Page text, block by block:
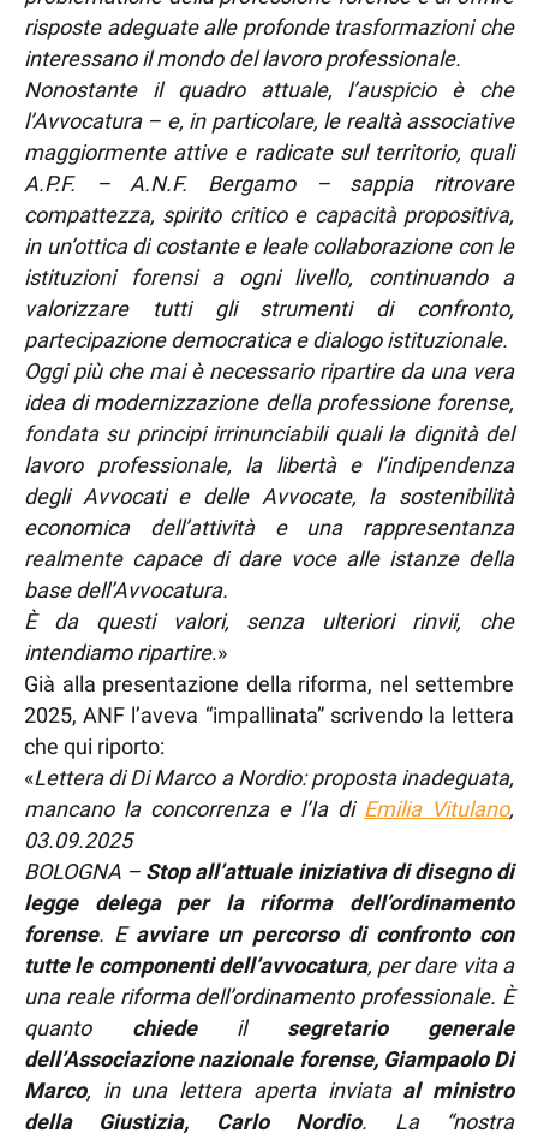
risposte adeguate alle profonde trasformazioni che
interessano il mondo del lavoro professionale.
Nonostante il quadro attuale, l’auspicio è che
l’Avvocatura – e, in particolare, le realtà associative
maggiormente attive e radicate sul territorio, quali
A.P.F. – A.N.F. Bergamo – sappia ritrovare
compattezza, spirito critico e capacità propositiva,
in un’ottica di costante e leale collaborazione con le
istituzioni forensi a ogni livello, continuando a
valorizzare tutti gli strumenti di confronto,
partecipazione democratica e dialogo istituzionale.
Oggi più che mai è necessario ripartire da una vera
idea di modernizzazione della professione forense,
fondata su principi irrinunciabili quali la dignità del
lavoro professionale, la libertà e l’indipendenza
degli Avvocati e delle Avvocate, la sostenibilità
economica dell’attività e una rappresentanza
realmente capace di dare voce alle istanze della
base dell’Avvocatura.
È da questi valori, senza ulteriori rinvii, che
intendiamo ripartire.»
Già alla presentazione della riforma, nel settembre
2025, ANF l’aveva “impallinata” scrivendo la lettera
che qui riporto:
«Lettera di Di Marco a Nordio: proposta inadeguata,
mancano la concorrenza e l’Ia di Emilia Vitulano,
03.09.2025
BOLOGNA – Stop all’attuale iniziativa di disegno di
legge delega per la riforma dell’ordinamento
forense. E avviare un percorso di confronto con
tutte le componenti dell’avvocatura, per dare vita a
una reale riforma dell’ordinamento professionale. È
quanto chiede il segretario generale
dell’Associazione nazionale forense, Giampaolo Di
Marco, in una lettera aperta inviataal ministro
della Giustizia, Carlo Nordio. La “nostra